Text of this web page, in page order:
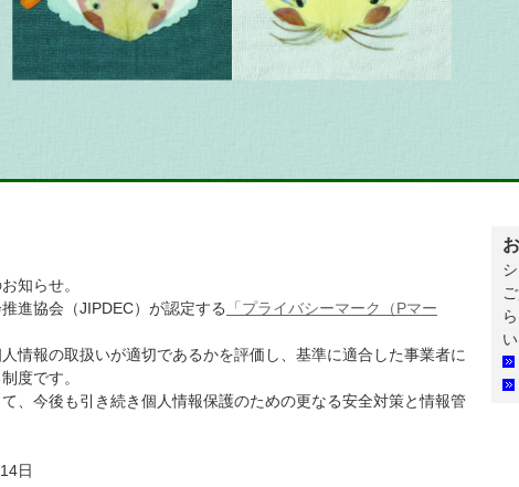
知らせ。
進協会（JIPDEC）が認定する
「プライバシーマーク（Pマー
情報の取扱いが適切であるかを評価し、基準に適合した事業者に
度です。
、今後も引き続き個人情報保護のための更なる安全対策と情報管
日
い